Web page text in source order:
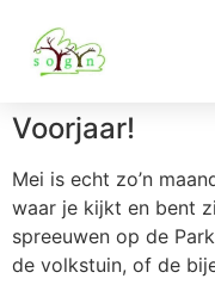
Voorjaar!
Mei is echt zo’n
waar je kijkt en bent
spreeuwen op de
de volkstuin, of de